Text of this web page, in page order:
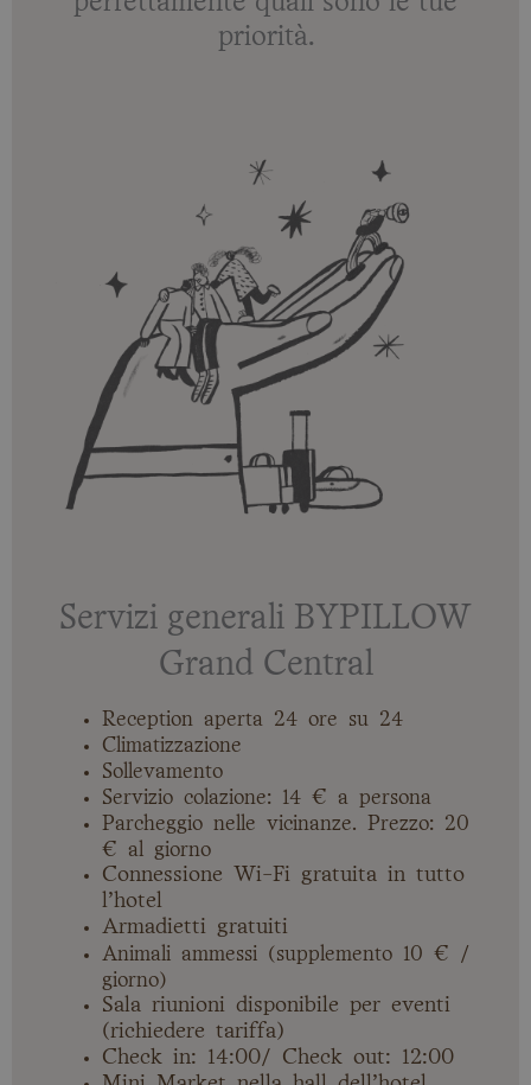
priorità.
Servizi generali BYPILLOW
Grand Central
Reception aperta 24 ore su 24
Climatizzazione
Sollevamento
Servizio colazione: 14 € a persona
Parcheggio nelle vicinanze. Prezzo: 20
€ al giorno
Connessione Wi-Fi gratuita in tutto
l’hotel
Armadietti gratuiti
Animali ammessi (supplemento 10 € /
giorno)
Sala riunioni disponibile per eventi
(richiedere tariffa)
Check in: 14:00/ Check out: 12:00